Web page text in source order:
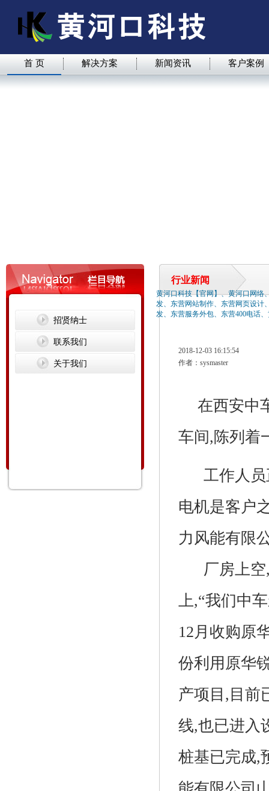
首 页 解决方案 新闻资讯 客户案例
招贤纳士
联系我们
关于我们
行业新闻
黄河口科技【官网】、黄河口网络
发、东营网站制作、东营网页设计
发、东营服务外包、东营400电话
2018-12-03 16:15:54
作者：sysmaster
在西安中
车间,陈列着
工作人员
电机是客户
力风能有限
厂房上空,
上,“我们中
12月收购原
份利用原华
产项目,目前
线,也已进入
桩基已完成,